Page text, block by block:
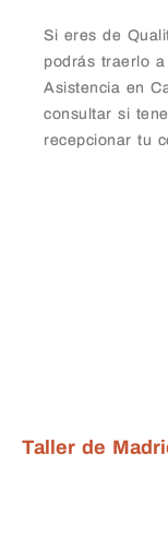
Si eres de
podrás traerlo
Asistencia en
consultar si
recepcionar tu
Taller de